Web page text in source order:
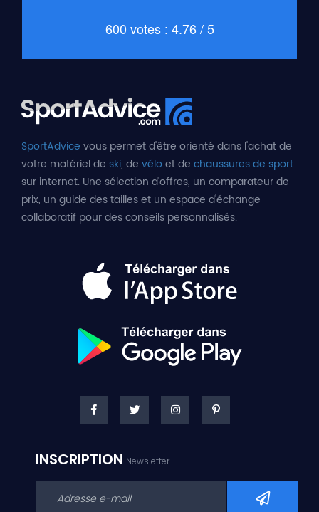
600 votes : 4.76 / 5
SportAdvice vous permet d'être orienté dans l'achat de
votre matériel de ski, de véloet de chaussures de sport
sur internet. Une sélection d'offres, un comparateur de
prix, un guide des tailles et un espace d'échange
collaboratif pour des conseils personnalisés.
INSCRIPTION Newsletter